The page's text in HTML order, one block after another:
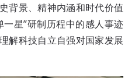
背景、精神内涵和时代价值
星”研制历程中的感人事迹
解科技自立自强对国家发展